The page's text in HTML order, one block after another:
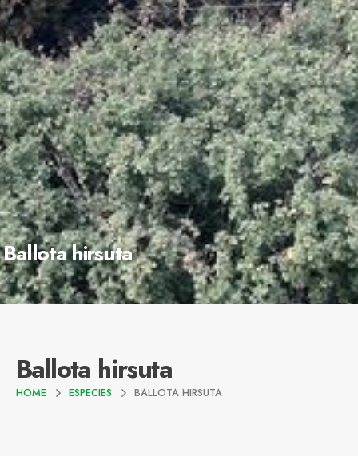
Ballota hirsuta
Ballota hirsuta
HOME ESPECIES BALLOTA HIRSUTA